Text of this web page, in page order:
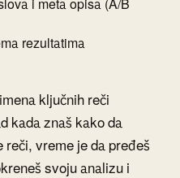
i meta opisa (A/B
rezultatima
ključnih reči
kada znaš kako da
vreme je da pređeš
svoju analizu i